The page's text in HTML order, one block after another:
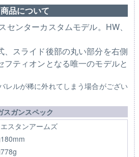
商品について
センターカスタムモデル。HW、
、スライド後部の丸い部分を右側
ティオンとなる唯一のモデルと
レルが稀に外れてしまう場合がござい
スガンスペック
スタンアームズ